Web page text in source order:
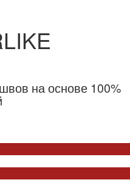
на основе 100%